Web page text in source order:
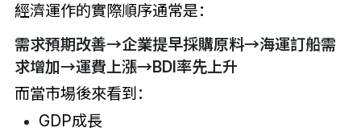
經濟運作的實際順序通常是：
需求預期改善→企業提早採購原料→海運訂船需
求增加→運費上漲→BDI率先上升
而當市場後來看到：
GDP成長